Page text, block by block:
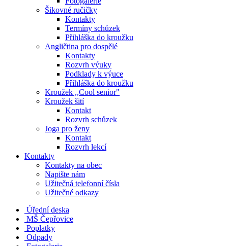
Šikovné ručičky
Kontakty
Termíny schůzek
Přihláška do kroužku
Angličtina pro dospělé
Kontakty
Rozvrh výuky
Podklady k výuce
Přihláška do kroužku
Kroužek ,,Cool senior"
Kroužek šití
Kontakt
Rozvrh schůzek
Joga pro ženy
Kontakt
Rozvrh lekcí
Kontakty
Kontakty na obec
Napište nám
Užitečná telefonní čísla
Užitečné odkazy
Úřední deska
MŠ Čepřovice
Poplatky
Odpady